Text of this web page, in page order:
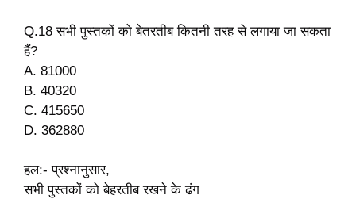
Q.18 सभी पुस्तकों को बेतरतीब कितनी तरह से लगाया जा सकता
हैं?
A. 81000
B. 40320
C. 415650
D. 362880
हल:- प्रश्नानुसार,
सभी पुस्तकों को बेहरतीब रखने के ढंग